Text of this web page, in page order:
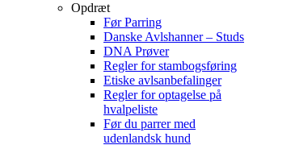
Opdræt
Før Parring
Danske Avlshanner – Studs
DNA Prøver
Regler for stambogsføring
Etiske avlsanbefalinger
Regler for optagelse på
hvalpeliste
Før du parrer med
udenlandsk hund